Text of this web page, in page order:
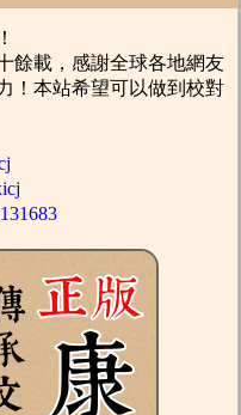
載，感謝全球各地網友
！本站希望可以做到校對